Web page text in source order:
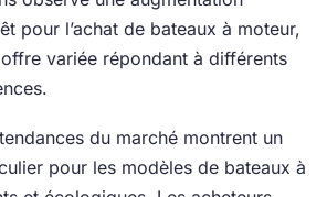
pour l’achat de bateaux à moteur,
variée répondant à différents
du marché montrent un
pour les modèles de bateaux à